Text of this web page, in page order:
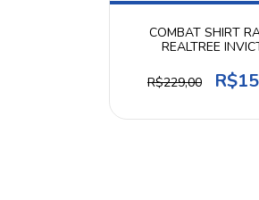
COMBAT SHIRT
REALTREE
R$229,00